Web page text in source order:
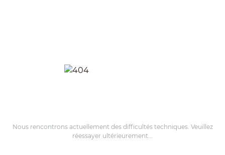
Nous rencontrons actuellement des difficultés techniques. Veuillez
réessayer ultérieurement...